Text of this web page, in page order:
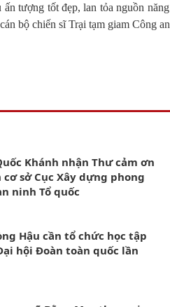
tượng tốt đẹp, lan tỏa nguồn
bộ chiến sĩ Trại tạm giam Công
Khánh nhận Thư cảm ơn
cơ sở Cục Xây dựng phong
ninh Tổ quốc
Hậu cần tổ chức học tập
hội Đoàn toàn quốc lần